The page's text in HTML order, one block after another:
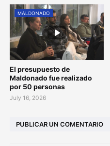
MALDONADO
El presupuesto de
Maldonado fue realizado
por 50 personas
July 16, 2026
PUBLICAR UN COMENTARIO